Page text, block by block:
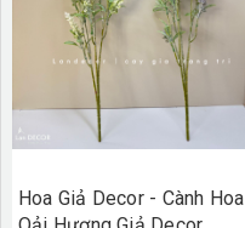
Hoa Giả Decor - Cành Hoa